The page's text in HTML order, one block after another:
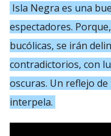
Isla Negra es una
espectadores.
bucólicas, se irán
contradictorios, con
oscuras. Un reflejo
interpela.